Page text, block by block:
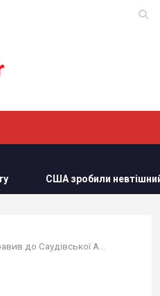
прогноз щодо